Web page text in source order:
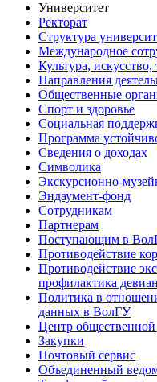
Университет
Ректорат
Структура
Международное
Культура, искусство,
Направления
Общественные
Спорт и здоровье
Социальная
Программа
Сведения о доходах
Символика
Экскурсионно-
Эндаумент-фонд
Сотрудникам
Партнерам
Поступающим в
Противодействие
Противодействие
профилактика
Политика в
данных в ВолГУ
Центр
Закупки
Почтовый сервис
Объединенный